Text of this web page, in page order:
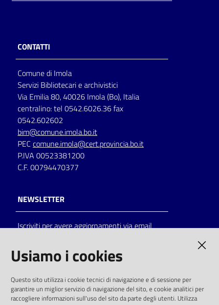
CONTATTI
Comune di Imola
Servizi Bibliotecari e archivistici
Via Emilia 80, 40026 Imola (Bo), Italia
centralino: tel 0542.6026.36 fax
0542.602602
bim@comune.imola.bo.it
PEC comune.imola@cert.provincia.bo.it
P.IVA 00523381200
C.F. 00794470377
NEWSLETTER
Iscriviti per avere aggiornamenti via email
solo alle condizioni previste dalla direttiva
comunitaria 2003/98/CE e dal d.lgs. 36/2006
Usiamo i cookies
Questo sito utilizza i cookie tecnici di navigazione e di sessione per
garantire un miglior servizio di navigazione del sito, e cookie analitici per
raccogliere informazioni sull'uso del sito da parte degli utenti. Utilizza